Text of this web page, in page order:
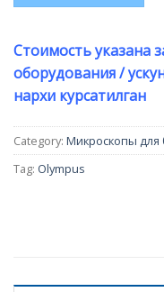
Стоимость указана
оборудования /
нархи курсатилган
Category: Микроскопы
Tag: Olympus